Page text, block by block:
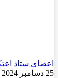
اعضای ستاد
25 دسامبر 2024